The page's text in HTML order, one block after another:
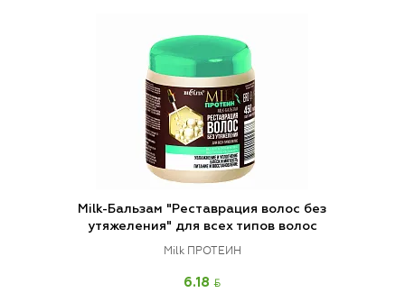
Milk-Бальзам "Реставрация волос без
утяжеления" для всех типов волос
Milk ПРОТЕИН
6.18 BYN